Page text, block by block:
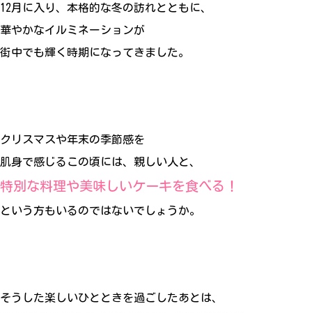
12月に入り、本格的な冬の訪れとともに、
華やかなイルミネーションが
街中でも輝く時期になってきました。
クリスマスや年末の季節感を
肌身で感じるこの頃には、親しい人と、
特別な料理や美味しいケーキを食べる！
という方もいるのではないでしょうか。
そうした楽しいひとときを過ごしたあとは、